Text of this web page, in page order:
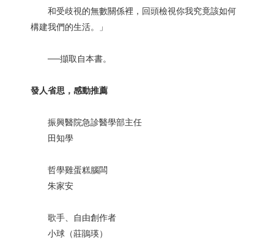
和受歧視的無數關係裡，回頭檢視你我究竟該如何
構建我們的生活。」
──擷取自本書。
發人省思，感動推薦
振興醫院急診醫學部主任
田知學
哲學雞蛋糕腦闆
朱家安
歌手、自由創作者
小球（莊鵑瑛）